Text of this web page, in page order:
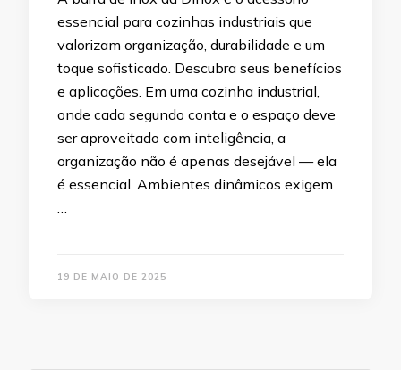
essencial para cozinhas industriais que
valorizam organização, durabilidade e um
toque sofisticado. Descubra seus benefícios
e aplicações. Em uma cozinha industrial,
onde cada segundo conta e o espaço deve
ser aproveitado com inteligência, a
organização não é apenas desejável — ela
é essencial. Ambientes dinâmicos exigem
…
19 DE MAIO DE 2025